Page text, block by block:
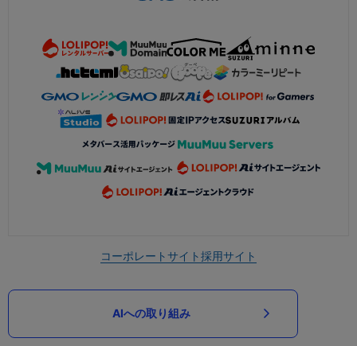
コーポレートサイト採用サイト
AIへの取り組み